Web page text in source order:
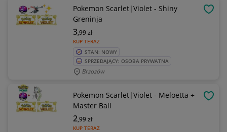
Pokemon Scarlet|Violet - Shiny
Greninja
KUP TERAZ
3,99zł
STAN: NOWY
SPRZEDAJĄCY: OSOBA PRYWATNA
Brzozów
Pokemon Scarlet|Violet - Meloetta +
Master Ball
KUP TERAZ
2,99zł